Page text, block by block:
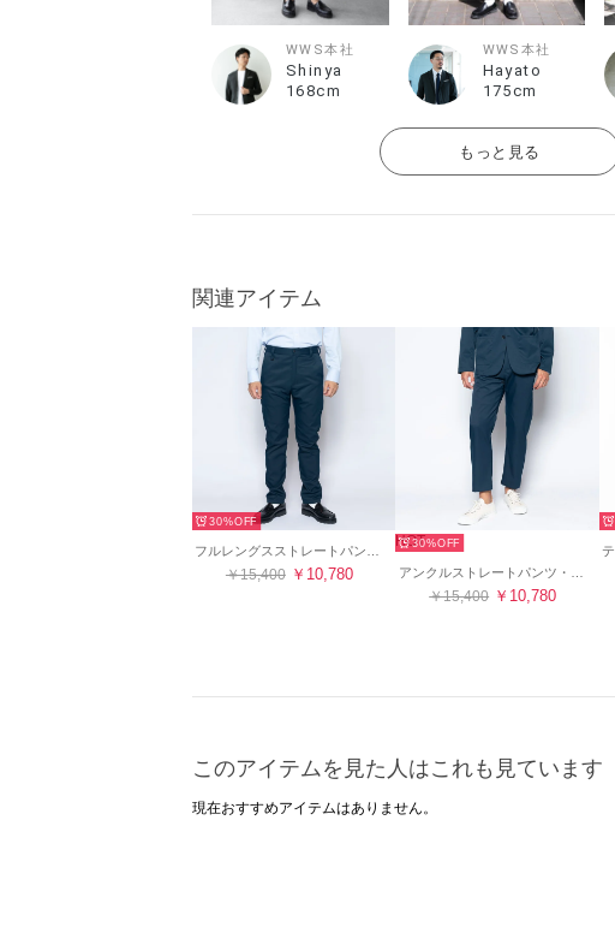
WWS本社
Shinya
168cm
WWS本社
Hayato
175cm
もっと見る
関連アイテム
30%
￥15,400 ￥10,780
HOT30%
￥15,400 ￥10,780
このアイテムを見た人はこれも見ています
現在おすすめアイテムはありません。